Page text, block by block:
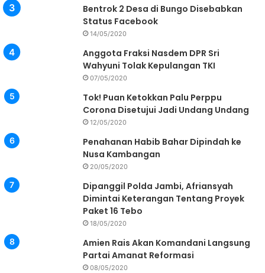
Bentrok 2 Desa di Bungo Disebabkan
Status Facebook
14/05/2020
Anggota Fraksi Nasdem DPR Sri
Wahyuni Tolak Kepulangan TKI
07/05/2020
Tok! Puan Ketokkan Palu Perppu
Corona Disetujui Jadi Undang Undang
12/05/2020
Penahanan Habib Bahar Dipindah ke
Nusa Kambangan
20/05/2020
Dipanggil Polda Jambi, Afriansyah
Dimintai Keterangan Tentang Proyek
Paket 16 Tebo
18/05/2020
Amien Rais Akan Komandani Langsung
Partai Amanat Reformasi
08/05/2020